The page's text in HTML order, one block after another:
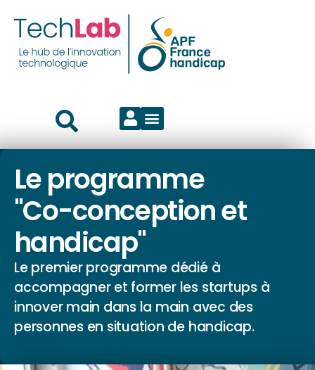
Le programme
"Co-conception et
handicap"
Le premier programme dédié à
accompagner et former les startups à
innover main dans la main avec des
personnes en situation de handicap.